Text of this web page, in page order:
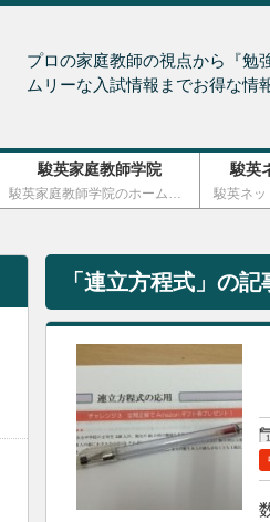
プロの家庭教師の視点から『勉
ムリーな入試情報までお得な
駿英家庭教師学院
駿英家庭教師学院のホームページ
駿英
駿英ネッ
「 連立方程式 」の